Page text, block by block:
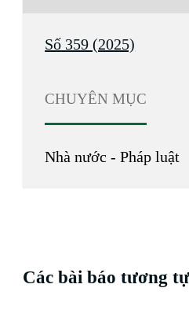
Số 359 (2025)
CHUYÊN MỤC
Nhà nước - Pháp luật
Các bài báo tương tự